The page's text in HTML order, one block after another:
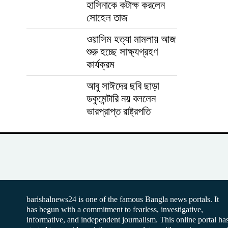
হাসিনাকে কটাক্ষ করলেন
সোহেল তাজ
ওয়াসিম হত্যা মামলায় আজ
শুরু হচ্ছে সাক্ষ্যগ্রহণ
কার্যক্রম
আবু সাঈদের ছবি ছাড়া
ডকুমেন্টারি নয় বললেন
ভারপ্রাপ্ত রাষ্ট্রপতি
barishalnews24 is one of the famous Bangla news portals. It
has begun with a commitment to fearless, investigative,
informative, and independent journalism. This online portal